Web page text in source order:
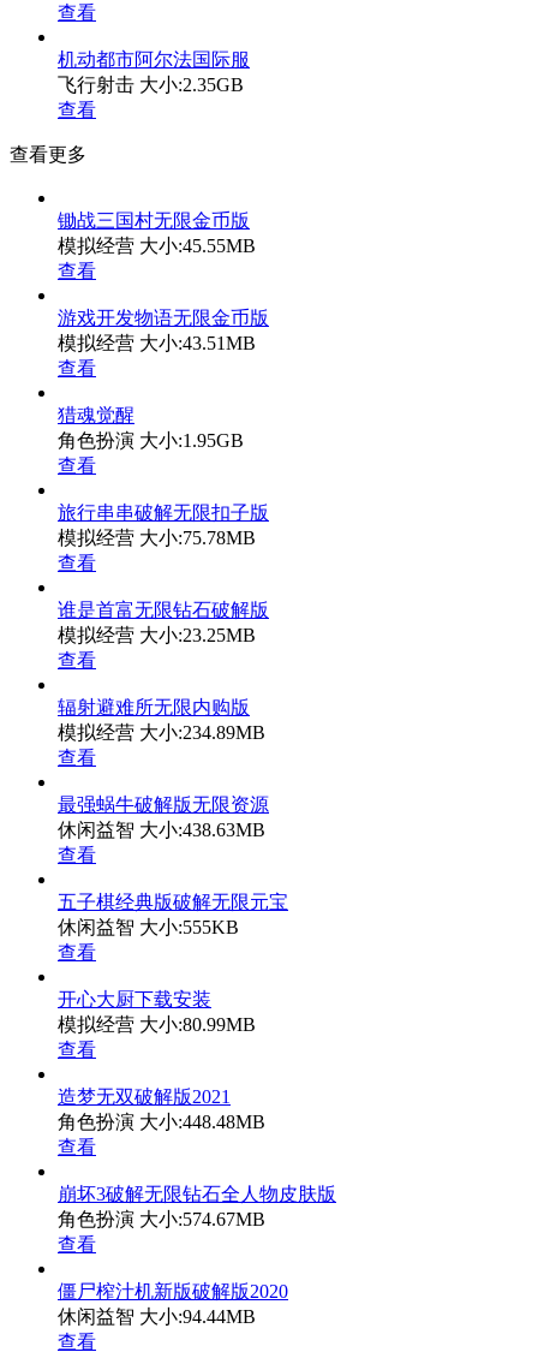
查看
机动都市阿尔法国际服
飞行射击 大小:2.35GB
查看
查看更多
锄战三国村无限金币版
模拟经营 大小:45.55MB
查看
游戏开发物语无限金币版
模拟经营 大小:43.51MB
查看
猎魂觉醒
角色扮演 大小:1.95GB
查看
旅行串串破解无限扣子版
模拟经营 大小:75.78MB
查看
谁是首富无限钻石破解版
模拟经营 大小:23.25MB
查看
辐射避难所无限内购版
模拟经营 大小:234.89MB
查看
最强蜗牛破解版无限资源
休闲益智 大小:438.63MB
查看
五子棋经典版破解无限元宝
休闲益智 大小:555KB
查看
开心大厨下载安装
模拟经营 大小:80.99MB
查看
造梦无双破解版2021
角色扮演 大小:448.48MB
查看
崩坏3破解无限钻石全人物皮肤版
角色扮演 大小:574.67MB
查看
僵尸榨汁机新版破解版2020
休闲益智 大小:94.44MB
查看